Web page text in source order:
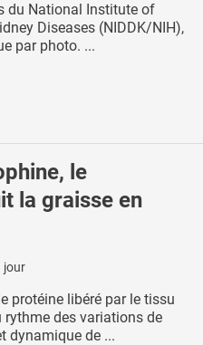
du National Institute of
Diseases (NIDDK/NIH),
par photo. ...
le
la graisse en
jour
protéine libéré par le tissu
rythme des variations de
dynamique de ...